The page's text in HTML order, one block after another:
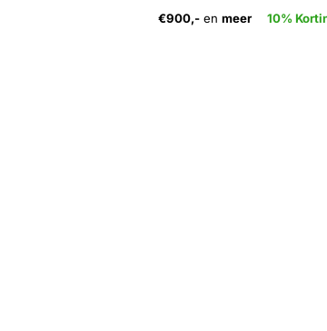
€900,-en meer 10%